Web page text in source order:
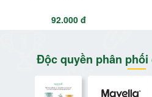
92.000 đ
Độc quyền phân